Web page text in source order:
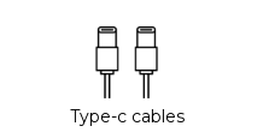
Type-c cables